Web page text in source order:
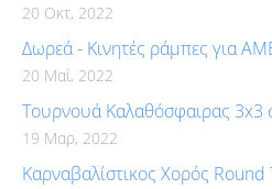
20 Οκτ, 2022
Δωρεά - Κινητές ράμπες για
20 Μαΐ, 2022
Τουρνουά Καλαθόσφαιρας 3x3
19 Μαρ, 2022
Καρναβαλίστικος Χορός